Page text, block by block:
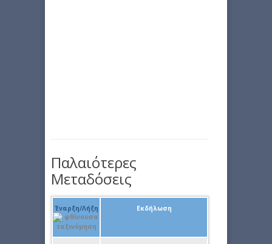
Παλαιότερες
Μεταδόσεις
Έναρξη/Λήξη Εκδήλωση